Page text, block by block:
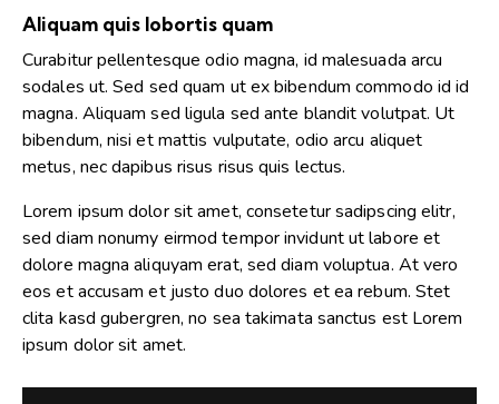
Aliquam quis lobortis quam
Curabitur pellentesque odio magna, id malesuada arcu
sodales ut. Sed sed quam ut ex bibendum commodo id id
magna. Aliquam sed ligula sed ante blandit volutpat. Ut
bibendum, nisi et mattis vulputate, odio arcu aliquet
metus, nec dapibus risus risus quis lectus.
Lorem ipsum dolor sit amet, consetetur sadipscing elitr,
sed diam nonumy eirmod tempor invidunt ut labore et
dolore magna aliquyam erat, sed diam voluptua. At vero
eos et accusam et justo duo dolores et ea rebum. Stet
clita kasd gubergren, no sea takimata sanctus est Lorem
ipsum dolor sit amet.